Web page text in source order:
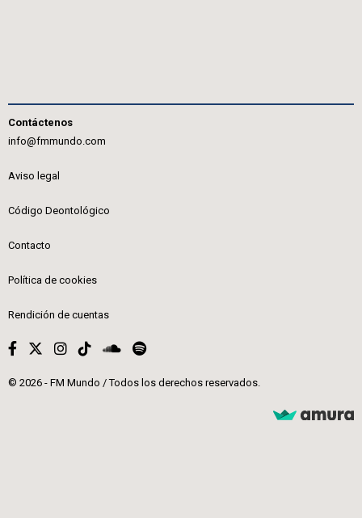
Contáctenos
info@fmmundo.com
Aviso legal
Código Deontológico
Contacto
Política de cookies
Rendición de cuentas
© 2026 - FM Mundo / Todos los derechos reservados.